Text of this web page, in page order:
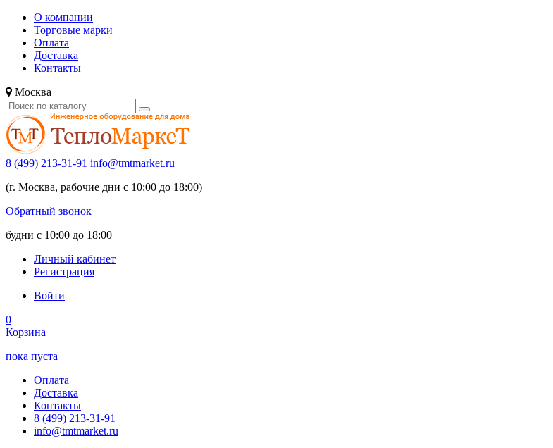
О компании
Торговые марки
Оплата
Доставка
Контакты
Москва
8 (499) 213-31-91 info@tmtmarket.ru
(г. Москва, рабочие дни с 10:00 до 18:00)
Обратный звонок
будни с 10:00 до 18:00
Личный кабинет
Регистрация
Войти
0
Корзина
пока пуста
Оплата
Доставка
Контакты
8 (499) 213-31-91
info@tmtmarket.ru